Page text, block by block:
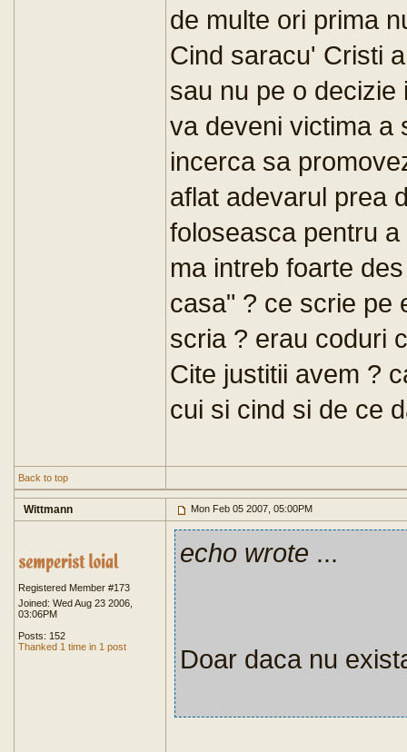
de multe ori prima
Cind saracu' Cristi
sau nu pe o decizie
va deveni victima a
incerca sa
aflat adevarul prea
foloseasca pentru
ma intreb foarte
casa" ? ce scrie pe
scria ? erau coduri
Cite justitii avem ?
cui si cind si de ce
Back to top
Wittmann Mon Feb 05 2007, 05:00PM
Registered Member #173
Joined: Wed Aug 23 2006,
03:06PM
Posts: 152
Thanked 1 time in 1 post
echo wrote ...
Doar daca nu